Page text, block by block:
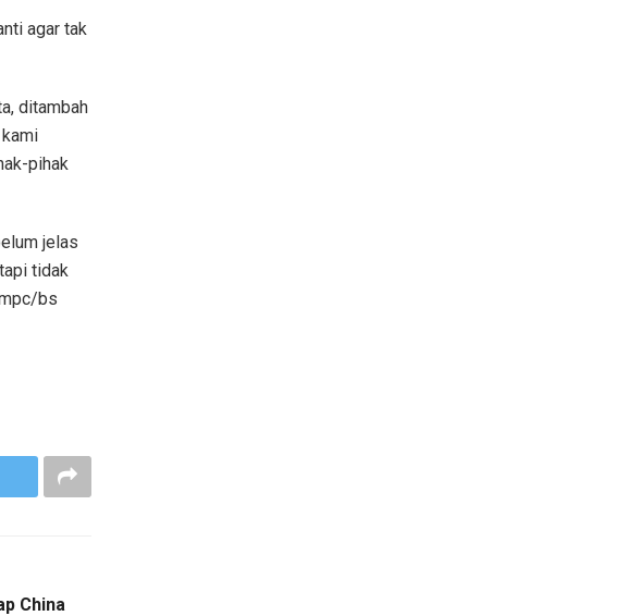
agar tak
ditambah
pihak
jelas
tidak
bs
China